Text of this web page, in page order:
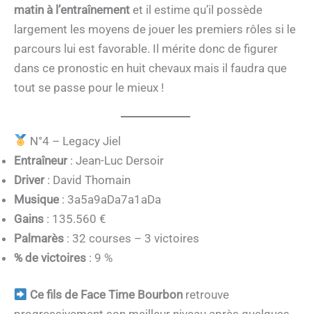
matin à l’entraînement et il estime qu’il possède
largement les moyens de jouer les premiers rôles si le
parcours lui est favorable. Il mérite donc de figurer
dans ce pronostic en huit chevaux mais il faudra que
tout se passe pour le mieux !
N°4 – Legacy Jiel
Entraîneur: Jean-Luc Dersoir
Driver: David Thomain
Musique : 3a5a9aDa7a1aDa
Gains : 135.560 €
Palmarès : 32 courses – 3 victoires
% de victoires : 9 %
Ce fils de Face Time Bourbon retrouve